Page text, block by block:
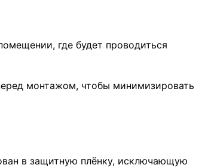
где будет проводиться
монтажом, чтобы минимизировать
в защитную плёнку, исключающую